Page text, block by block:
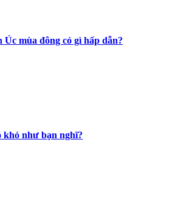
mùa đông có gì hấp dẫn?
khó như bạn nghĩ?